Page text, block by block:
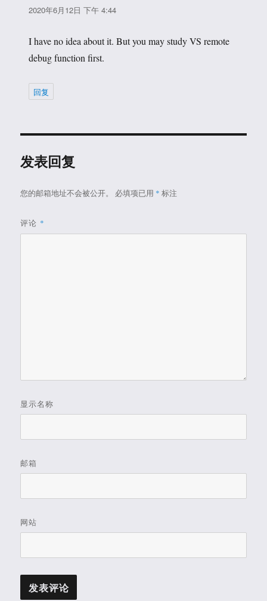
道：
2020年6月12日 下午 4:44
I have no idea about it. But you may study VS remote
debug function first.
回复
发表回复
您的邮箱地址不会被公开。 必填项已用 * 标注
评论 *
显示名称
邮箱
网站